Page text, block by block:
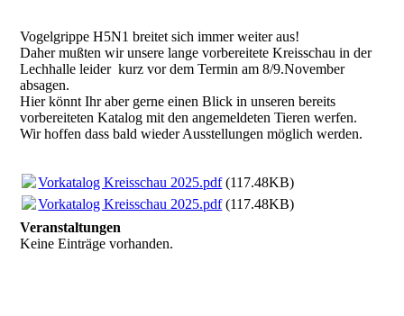
Vogelgrippe H5N1 breitet sich immer weiter aus!
Daher mußten wir unsere lange vorbereitete Kreisschau in der
Lechhalle leider kurz vor dem Termin am 8/9.November
absagen.
Hier könnt Ihr aber gerne einen Blick in unseren bereits
vorbereiteten Katalog mit den angemeldeten Tieren werfen.
Wir hoffen dass bald wieder Ausstellungen möglich werden.
Vorkatalog Kreisschau 2025.pdf(117.48KB)
Vorkatalog Kreisschau 2025.pdf(117.48KB)
Veranstaltungen
Keine Einträge vorhanden.